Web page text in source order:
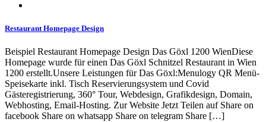
Restaurant Homepage Design
Beispiel Restaurant Homepage Design Das Göxl 1200 WienDiese
Homepage wurde für einen Das Göxl Schnitzel Restaurant in Wien
1200 erstellt.Unsere Leistungen für Das Göxl:Menulogy QR Menü-
Speisekarte inkl. Tisch Reservierungsystem und Covid
Gästeregistrierung, 360° Tour, Webdesign, Grafikdesign, Domain,
Webhosting, Email-Hosting. Zur Website Jetzt Teilen auf Share on
facebook Share on whatsapp Share on telegram Share […]